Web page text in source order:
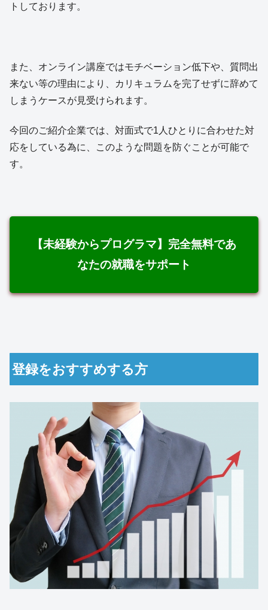
トしております。
また、オンライン講座ではモチベーション低下や、質問出
来ない等の理由により、カリキュラムを完了せずに辞めて
しまうケースが見受けられます。
今回のご紹介企業では、対面式で1人ひとりに合わせた対
応をしている為に、このような問題を防ぐことが可能で
す。
【未経験からプログラマ】完全無料であ
なたの就職をサポート
登録をおすすめする方